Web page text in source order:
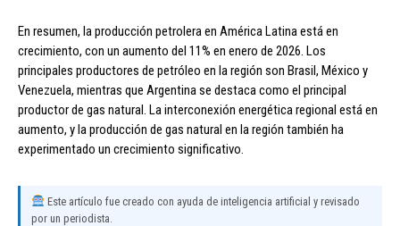
En resumen, la producción petrolera en América Latina está en
crecimiento, con un aumento del 11% en enero de 2026. Los
principales productores de petróleo en la región son Brasil, México y
Venezuela, mientras que Argentina se destaca como el principal
productor de gas natural. La interconexión energética regional está en
aumento, y la producción de gas natural en la región también ha
experimentado un crecimiento significativo.
Este artículo fue creado con ayuda de inteligencia artificial y revisado
por un periodista.